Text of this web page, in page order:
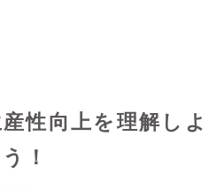
性向上を理解しよ
う！